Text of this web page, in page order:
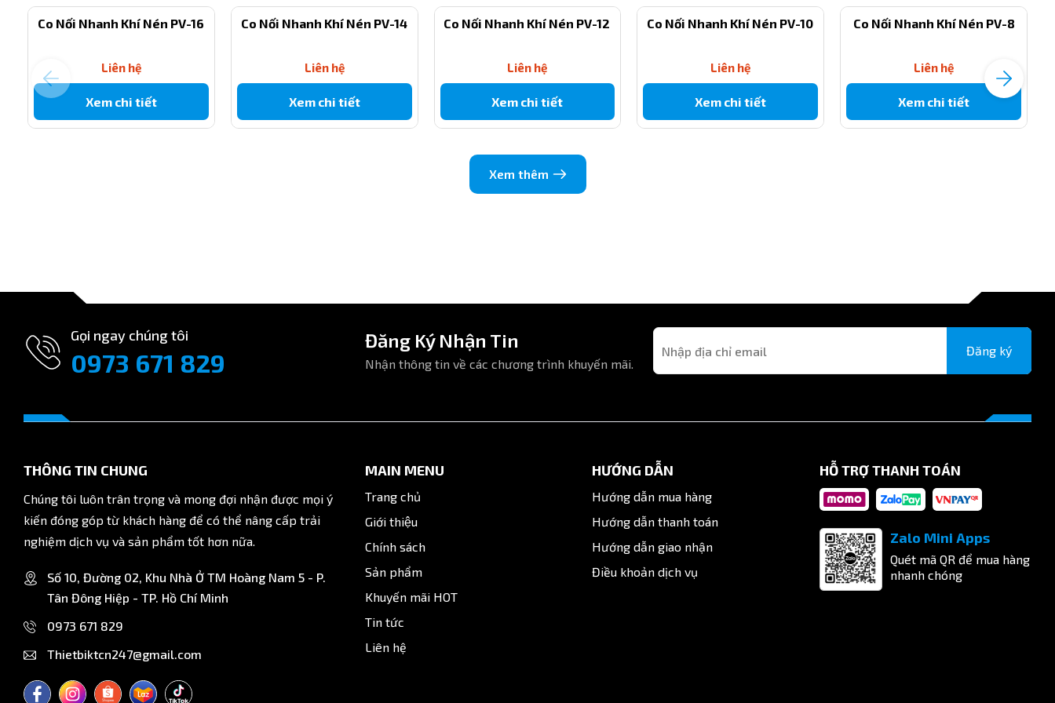
Kích thước nhỏ gọn, nhẹ, phù hợp cho không gian hẹp.
Vật liệu bền, chống oxi hóa, dùng lâu không rò rỉ khí.
Tối ưu lưu lượng khí giữa ống 10mm và 6mm, tiết kiệm năng lượng.
4. Ứng dụng thực tế
Chọn cút nối ống khí giảm thẳng PG10-6 khi bạn cần nối ống khí phi 10mm giảm xuống ống phi 6mm. Đảm bảo ống PU hoặc PE có
6. Mua cút nối nhanh khí nén giá rẻ tại Bình Dương
Co Nối Nhanh Khí Nén PV-16
Liên hệ
Xem chi tiết
Co Nối Nhanh Khí Nén PV-14
Liên hệ
Xem chi tiết
Co Nối Nhanh Khí Nén PV-12
Liên hệ
Xem chi tiết
Co Nối Nhanh Khí Nén PV-10
Liên hệ
Xem chi tiết
Co Nối Nhanh Khí Nén PV-8
Liên hệ
Xem chi tiết
Xem thêm
Gọi ngay chúng tôi
0973 671 829
Đăng Ký Nhận Tin
Nhận thông tin về các chương trình khuyến mãi.
Đăng ký
THÔNG TIN CHUNG
Chúng tôi luôn trân trọng và mong đợi nhận được mọi ý
kiến đóng góp từ khách hàng để có thể nâng cấp trải
nghiệm dịch vụ và sản phẩm tốt hơn nữa.
Số 10, Đường 02, Khu Nhà Ở TM Hoàng Nam 5 - P.
Tân Đông Hiệp - TP. Hồ Chí Minh
0973 671 829
Thietbiktcn247@gmail.com
MAIN MENU
Trang chủ
Giới thiệu
Chính sách
Sản phẩm
Khuyến mãi HOT
Tin tức
Liên hệ
HƯỚNG DẪN
Hướng dẫn mua hàng
Hướng dẫn thanh toán
Hướng dẫn giao nhận
Điều khoản dịch vụ
HỖ TRỢ THANH TOÁN
Zalo Mini Apps
Quét mã QR để mua hàng
nhanh chóng